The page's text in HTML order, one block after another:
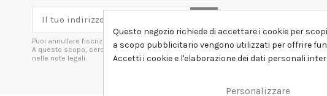
Puoi annullare l'iscrizione in ogni momenti.
A questo scopo, cerca le info di contatto
nelle note legali.
Questo negozio richiede di accettare i cookie per
a scopo pubblicitario vengono utilizzati per offrire
Accetti i cookie e l'elaborazione dei dati personali
Personalizzare